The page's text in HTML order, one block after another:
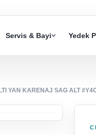
Servis & Bayi Yedek
YAN KARENAJ SAG ALT